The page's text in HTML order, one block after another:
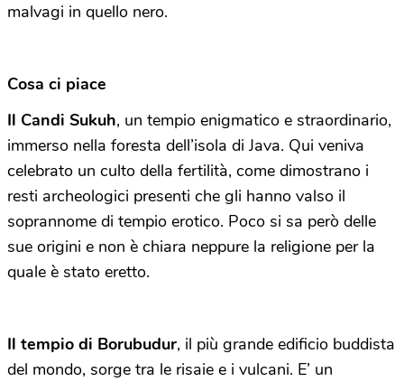
malvagi in quello nero.
Cosa ci piace
Il Candi Sukuh, un tempio enigmatico e straordinario,
immerso nella foresta dell’isola di Java. Qui veniva
celebrato un culto della fertilità, come dimostrano i
resti archeologici presenti che gli hanno valso il
soprannome di tempio erotico. Poco si sa però delle
sue origini e non è chiara neppure la religione per la
quale è stato eretto.
Il tempio di Borubudur, il più grande edificio buddista
del mondo, sorge tra le risaie e i vulcani. E’ un